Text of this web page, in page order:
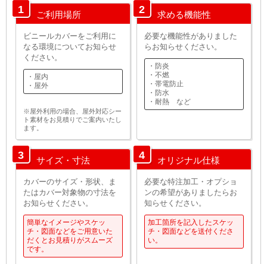
1 ご利用場所
ビニールカバーをご利用に
なる環境についてお知らせ
ください。
・屋内
・屋外
※屋外利用の場合、屋外対応シー
ト素材をお見積りでご案内いたし
ます。
2 求める機能性
必要な機能性がありました
らお知らせください。
・防炎
・不燃
・帯電防止
・防水
・耐熱 など
3 サイズ・寸法
カバーのサイズ・形状、ま
たはカバー対象物の寸法を
お知らせください。
簡単なイメージやスケッ
チ・図面などをご用意いた
だくとお見積りがスムーズ
です。
4 オリジナル仕様
必要な特注加工・オプショ
ンの希望がありましたらお
知らせください。
加工箇所を記入したスケッ
チ・図面などを送付くださ
い。